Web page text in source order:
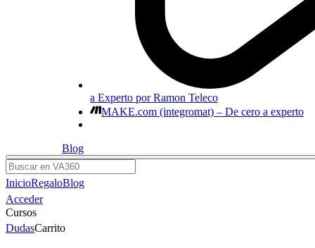
a Experto por Ramon Teleco
MAKE.com (integromat) – De cero a experto
Blog
Buscar
InicioRegaloBlog
Acceder
Cursos
DudasCarrito